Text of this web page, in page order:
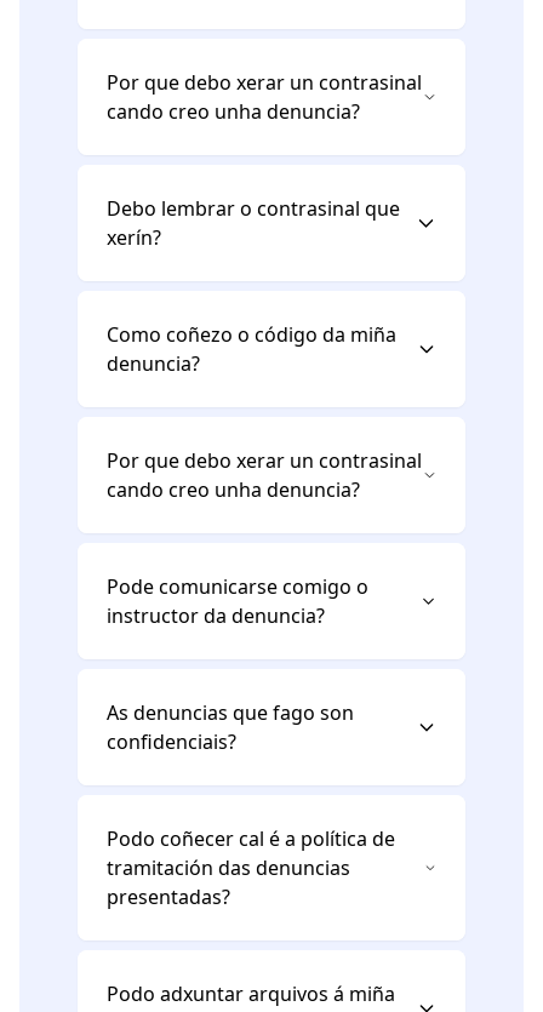
Por que debo xerar un contrasinal
cando creo unha denuncia?
Debo lembrar o contrasinal que
xerín?
Como coñezo o código da miña
denuncia?
Por que debo xerar un contrasinal
cando creo unha denuncia?
Pode comunicarse comigo o
instructor da denuncia?
As denuncias que fago son
confidenciais?
Podo coñecer cal é a política de
tramitación das denuncias
presentadas?
Podo adxuntar arquivos á miña